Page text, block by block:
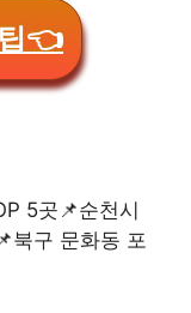
👈
5곳📌순천시
북구 문화동 포